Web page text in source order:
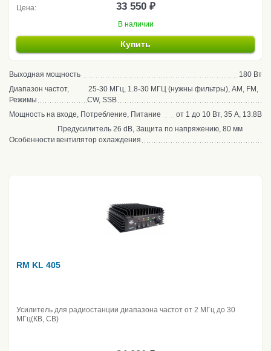
Цена: 33 550 ₽
В наличии
Купить
Выходная мощность
180 Вт
Диапазон частот,
Режимы
25-30 МГц, 1.8-30 МГЦ (нужны фильтры), AM, FM,
CW, SSB
Мощность на входе, Потребление, Питание
от 1 до 10 Вт, 35 А, 13.8В
Особенности
Предусилитель 26 dB, Защита по напряжению, 80 мм
вентилятор охлаждения
RM KL 405
Усилитель для радиостанции диапазона частот от 2 МГц до 30
МГц(КВ, CB)